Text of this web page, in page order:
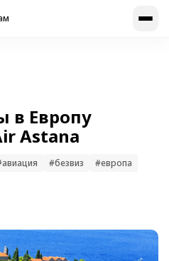
в Европу
Astana
#безвиз
#европа